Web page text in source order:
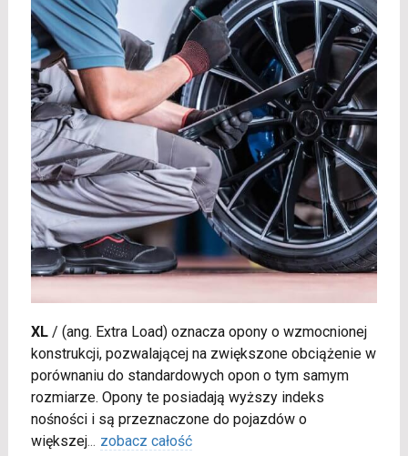
XL/ (ang. Extra Load) oznacza opony o wzmocnionej
konstrukcji, pozwalającej na zwiększone obciążenie w
porównaniu do standardowych opon o tym samym
rozmiarze. Opony te posiadają wyższy indeks
nośności i są przeznaczone do pojazdów o
większej... zobacz całość